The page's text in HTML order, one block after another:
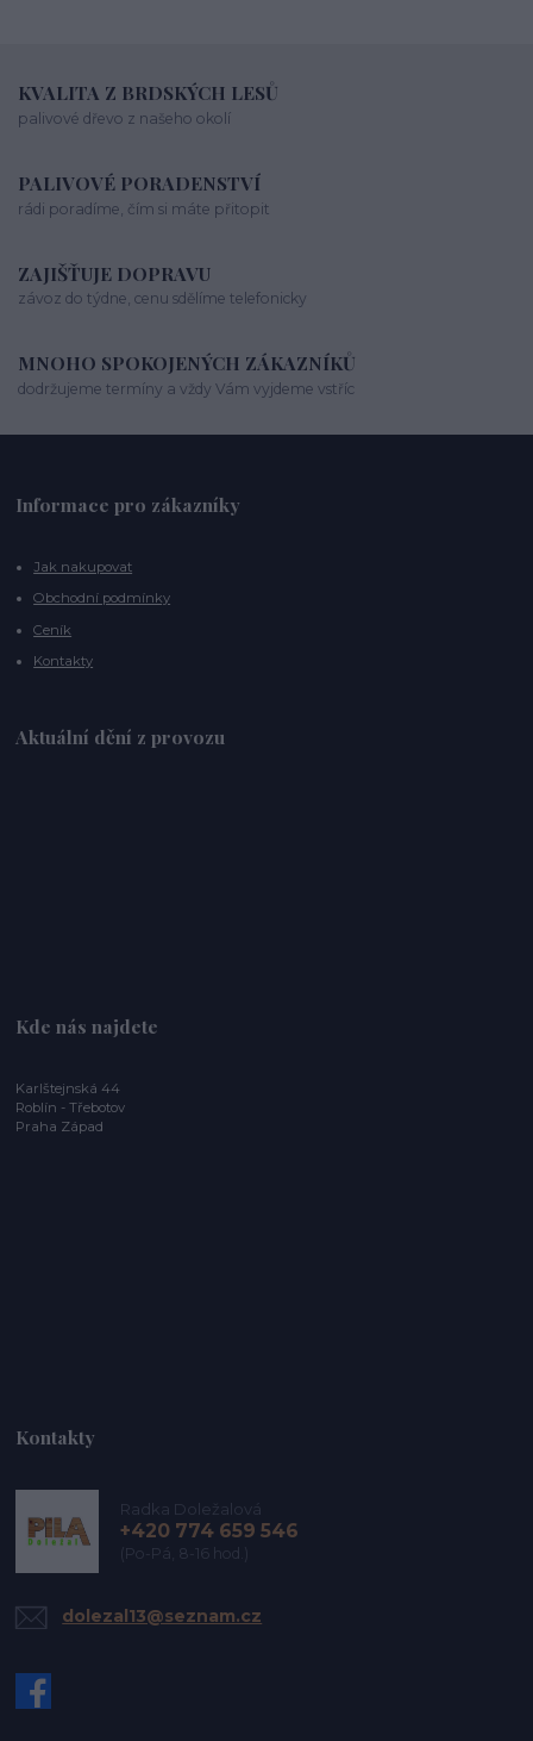
KVALITA Z BRDSKÝCH LESŮ
palivové dřevo z našeho okolí
PALIVOVÉ PORADENSTVÍ
rádi poradíme, čím si máte přitopit
ZAJIŠŤUJE DOPRAVU
závoz do týdne, cenu sdělíme telefonicky
MNOHO SPOKOJENÝCH ZÁKAZNÍKŮ
dodržujeme termíny a vždy Vám vyjdeme vstříc
Informace pro zákazníky
Jak nakupovat
Obchodní podmínky
Ceník
Kontakty
Aktuální dění z provozu
Kde nás najdete
Karlštejnská 44
Roblín - Třebotov
Praha Západ
Kontakty
Radka Doležalová
+420 774 659 546
(Po-Pá, 8-16 hod.)
dolezal13@seznam.cz